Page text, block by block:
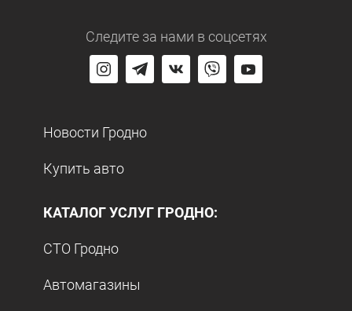
Следите за нами в соцсетях
Новости Гродно
Купить авто
КАТАЛОГ УСЛУГ ГРОДНО:
СТО Гродно
Автомагазины